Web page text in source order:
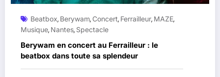
Beatbox, Berywam, Concert, Ferrailleur, MAZE,
Musique, Nantes, Spectacle
Berywam en concert au Ferrailleur : le
beatbox dans toute sa splendeur